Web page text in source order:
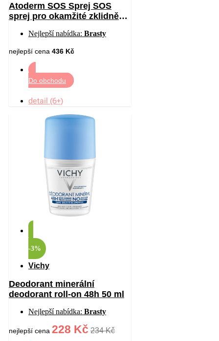
Atoderm SOS Sprej SOS
sprej pro okamžité zklidnění
Nejlepší nabídka: Brasty
nejlepší cena 436 Kč
Do obchodu
detail (6+)
-3%
Vichy
Deodorant minerální
deodorant roll-on 48h 50 ml
Nejlepší nabídka: Brasty
nejlepší cena 228 Kč 234 Kč